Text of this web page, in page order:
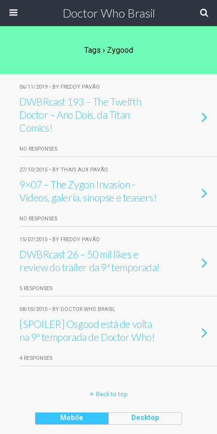
Doctor Who Brasil
Tags › Zygood
06/11/2019 • BY FREDDY PAVÃO
DWBRcast 193 – The Twelfth
Doctor – Ano Dois, da Titan
Comics!
NO RESPONSES
27/10/2015 • BY THAIS AUX PAVÃO
9×07 – The Zygon Invasion -
Vídeos, galeria, sinopse e teasers!
NO RESPONSES
15/07/2015 • BY FREDDY PAVÃO
DWBRcast 26 – 50 mil likes e
review do trailer da 9ª temporada!
5 RESPONSES
08/05/2015 • BY DOCTOR WHO BRASIL
[SPOILER] Osgood está de volta
na 9ª temporada de Doctor Who!
4 RESPONSES
Back to top
Mobile Desktop